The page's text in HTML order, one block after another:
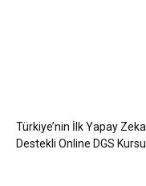
Türkiye’nin İlk Yapay Zeka
Destekli Online DGS Kursu